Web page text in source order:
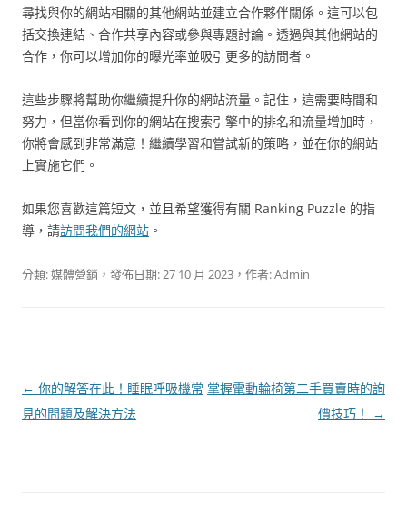
尋找與你的網站相關的其他網站並建立合作夥伴關係。這可以包
括交換連結、合作共享內容或參與專題討論。透過與其他網站的
合作，你可以增加你的曝光率並吸引更多的訪問者。
這些步驟將幫助你繼續提升你的網站流量。記住，這需要時間和
努力，但當你看到你的網站在搜索引擎中的排名和流量增加時，
你將會感到非常滿意！繼續學習和嘗試新的策略，並在你的網站
上實施它們。
如果您喜歡這篇短文，並且希望獲得有關 Ranking Puzzle 的指
導，請訪問我們的網站 。
分類:媒體營銷 ，發佈日期:27 10 月 2023 ，作者:Admin
文
章
← 你的解答在此！睡眠呼吸機常
見的問題及解決方法
掌握電動輪椅第二手買賣時的詢
價技巧！
→